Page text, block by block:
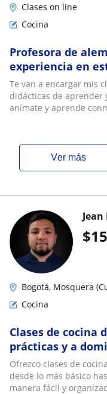
Clases on line
Cocina
Profesora de
experiencia en
tanto a niños
Te van a encargar mis
didácticas de aprender
anímate y aprende
ver más
$
Bogotá, Mosquera
Cocina
Clases de cocina
prácticas y a
Ofrezco clases de
desde lo más básico
manera fácil y